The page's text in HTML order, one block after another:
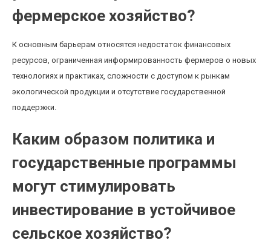
фермерское хозяйство?
К основным барьерам относятся недостаток финансовых
ресурсов, ограниченная информированность фермеров о новых
технологиях и практиках, сложности с доступом к рынкам
экологической продукции и отсутствие государственной
поддержки.
Каким образом политика и
государственные программы
могут стимулировать
инвестирование в устойчивое
сельское хозяйство?